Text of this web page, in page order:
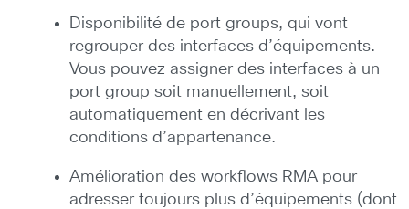
Disponibilité de port groups, qui vont
regrouper des interfaces d’équipements.
Vous pouvez assigner des interfaces à un
port group soit manuellement, soit
automatiquement en décrivant les
conditions d’appartenance.
Amélioration des workflows RMA pour
adresser toujours plus d’équipements (dont